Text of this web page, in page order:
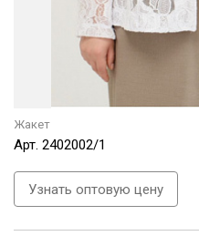
Жакет
Арт. 2402002/1
Узнать оптовую цену